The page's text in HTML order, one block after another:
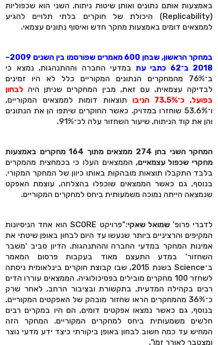
באמצעות אותם נתונים ואותן שיטות ניתוח. השני הוא שכפוליות
(Replicability) היכולת של חוקרים בלתי תלויים להגיע
לממצאים דומים באמצעות מחקר חדש ואיסוף נתונים עצמאי.
במחקר הראשון, שבחן 600 מאמרים שפורסמו בין השנים 2009–
2018 ב־62 כתבי עת
במדעי החברה וההתנהגות, נמצא כי
ב־76% מהמחקרים הנתונים המקוריים כלל לא היו זמינים
לבדיקה עצמאית, עם זאת, מבין המחקרים שניתן היה לבחון
בפועל, כ־73.5% הניבו
תוצאות דומות לממצאים המקוריים,
ו־53.6% שוחזרו במדויק. כאשר החוקרים שיתפו הן את הנתונים
והן את קוד הניתוח, שיעור השחזור עלה לכ־91%.
המחקר השני בחן 274 ממצאים מתוך 164 מחקרים באמצעות
מחקרי שכפול עצמאיים,הממצאים העלו כי בכמחצית מהמקרים
בלבד התקבלו תוצאות מובהקות באותו כיוון של המחקר המקורי.
בנוסף, גם כאשר הממצאים שוכפלו בהצלחה, עוצמת האפקט
שנמצאה הייתה נמוכה משמעותית ביחס למחקרים המקוריים.
לדברי פרופ'שמואל שאקי
:"פרויקט SCORE הוא אחד הניסיונות
המקיפים והרציניים ביותר שנעשו עד היום לבחון באופן שיטתי את
אמינות המחקר במדעי החברה וההתנהגות. הדיון סביב 'משבר
השחזור' במדע התעצם מאוד בעקבות פרסום המאמר
ב־Science בשנת 2015, שבו קבוצת חוקרים בינלאומית ניסתה
לשחזר 100 מחקרים מובילים בפסיכולוגיה. הממצאים עוררו הדים
רבים בקהילה המדעית, בתקשורת ובציבור הרחב, לאחר שרק
כ־36% מהמחקרים הראו שחזור מובהק של האפקטים המקוריים.
בנוסף, גם כאשר נמצאו אפקטים דומים, הם היו במקרים רבים
חלשים משמעותית ביחס למחקרים המקוריים. המחקר הזה
המחיש עד כמה חשוב לבחון באופן ביקורתי כיצד ידע מדעי נוצר
ומצטבר לאורך זמן".